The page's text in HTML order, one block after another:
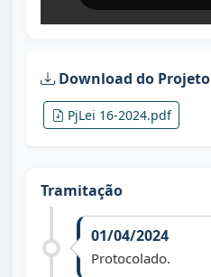
Download do Projeto
PjLei 16-2024.pdf
Tramitação
01/04/2024
Protocolado.